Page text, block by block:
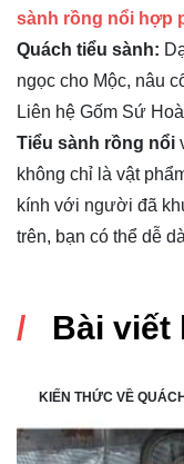
sành rồng nổi hợp
Quách tiểu sành:
ngọc cho Mộc, nâu
Liên hệ Gốm Sứ
Tiểu sành rồng nổi
không chỉ là vật
kính với người đã
trên, bạn có thể dễ
Bài viết
KIẾN THỨC VỀ